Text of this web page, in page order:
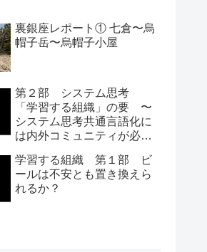
裏銀座レポート① 七倉〜烏
帽子岳〜烏帽子小屋
第２部 システム思考
「学習する組織」の要 〜
システム思考共通言語化に
は内外コミュニティが必
学習する組織 第１部 ビ
ールは不安とも置き換えら
れるか？